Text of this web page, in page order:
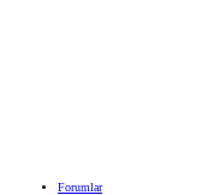
Forumlar